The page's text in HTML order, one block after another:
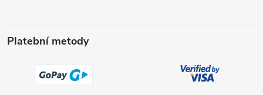
Platební metody